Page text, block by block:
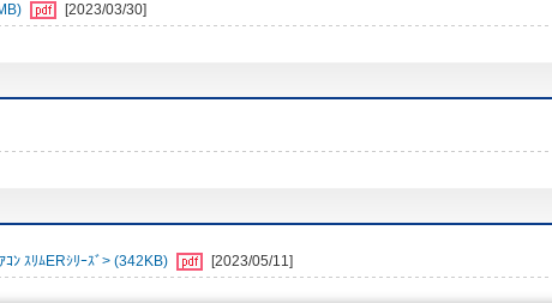
[2023/03/30]
ﾝ ｽﾘﾑERｼﾘｰｽﾞ> (342KB)
[2023/05/11]